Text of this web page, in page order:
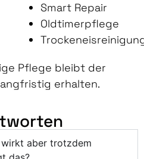
Smart Repair
Oldtimerpflege
Pflege bleibt der
erhalten.
aber trotzdem